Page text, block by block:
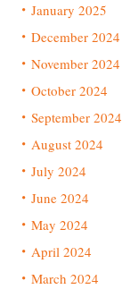
January 2025
December 2024
November 2024
October 2024
September 2024
August 2024
July 2024
June 2024
May 2024
April 2024
March 2024